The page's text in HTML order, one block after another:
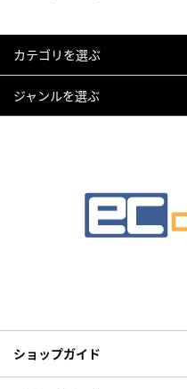
カテゴリを選ぶ
ジャンルを選ぶ
ショップガイド